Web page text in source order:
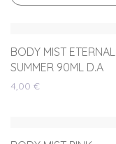
BODY MIST ETERNAL
SUMMER 90ML D.A
4,00 €